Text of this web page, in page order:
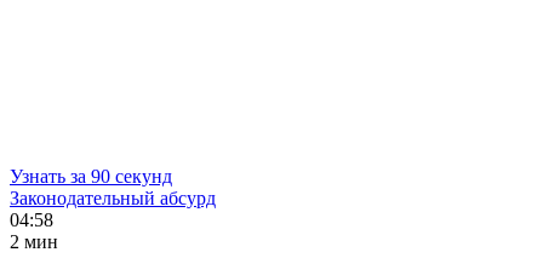
Узнать за 90 секунд
Законодательный абсурд
04:58
2 мин